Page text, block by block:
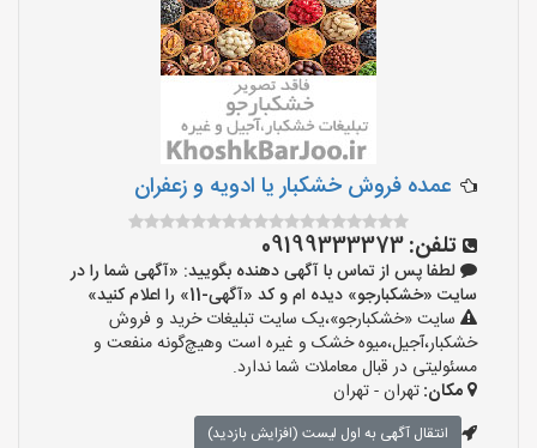
عمده فروش خشکبار یا ادویه و زعفران
تلفن:09199333373
لطفا پس از تماس با آگهی دهنده بگویید: «آگهی شما را در
سایت «خشکبارجو» دیده ام و کد «آگهی-11» را اعلام کنید»
سایت «خشکبارجو»،یک سایت تبلیغات خرید و فروش
خشکبار،آجیل،میوه خشک و غیره است وهیچ‌گونه منفعت و
مسئولیتی در قبال معاملات شما ندارد.
مکان:تهران - تهران
انتقال آگهی به اول لیست (افزایش بازدید)